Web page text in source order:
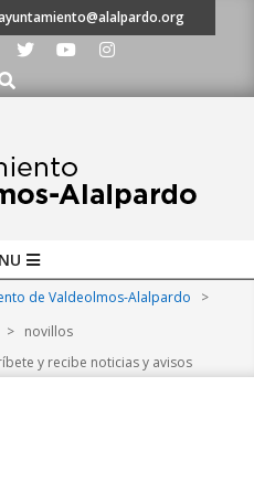
Buscar
de Valdeolmos-Alalpardo
>
> novillos
y recibe noticias y avisos